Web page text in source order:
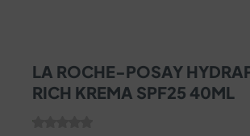
LA ROCHE-POSAY
RICH KREMA SPF25 40ML